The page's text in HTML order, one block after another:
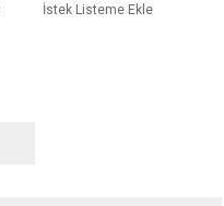
İstek Listeme Ekle